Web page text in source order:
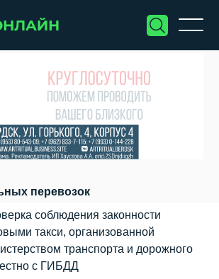
перевозок
соблюдения законности
такси, организованной
транспорта и дорожного
с ГИБДД